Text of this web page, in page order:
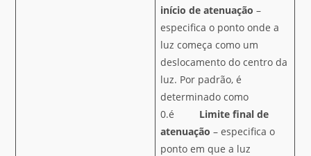
início de atenuação –
especifica o ponto onde a
luz começa como um
deslocamento do centro da
luz. Por padrão, é
determinado como
0.é Limite final de
atenuação – especifica o
ponto em que a luz